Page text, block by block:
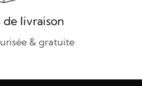
livraison
& gratuite